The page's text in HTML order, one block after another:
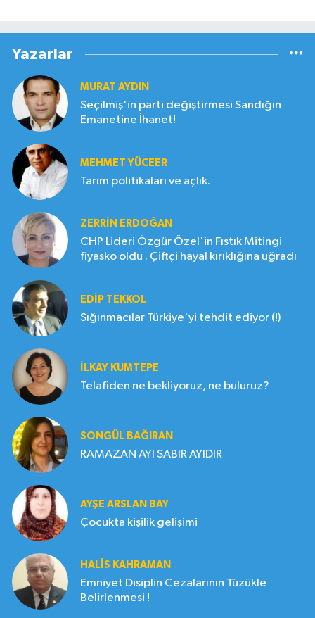
Yazarlar
MURAT AYDIN
Seçilmiş'in parti değiştirmesi Sandığın
Emanetine İhanet!
MEHMET YÜCEER
Tarım politikaları ve açlık.
ZERRIN ERDOĞAN
CHP Lideri Özgür Özel'in Fıstık Mitingi
fiyasko oldu . Çiftçi hayal kırıklığına uğradı
EDIP TEKKOL
Sığınmacılar Türkiye'yi tehdit ediyor (!)
İLKAY KUMTEPE
Telafiden ne bekliyoruz, ne buluruz?
SONGÜL BAĞIRAN
RAMAZAN AYI SABIR AYIDIR
AYŞE ARSLAN BAY
Çocukta kişilik gelişimi
HALIS KAHRAMAN
Emniyet Disiplin Cezalarının Tüzükle
Belirlenmesi !